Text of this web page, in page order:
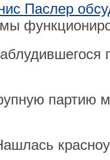
Паслер
партию